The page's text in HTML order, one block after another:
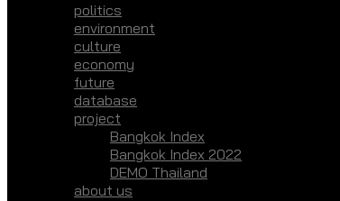
politics
environment
culture
economy
future
database
project
Bangkok Index
Bangkok Index 2022
DEMO Thailand
about us